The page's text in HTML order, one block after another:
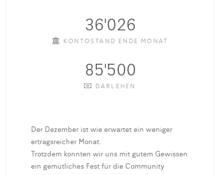
36'026
KONTOSTAND ENDE MONAT
85'500
DARLEHEN
Der Dezember ist wie erwartet ein weniger
ertragsreicher Monat.
Trotzdem konnten wir uns mit gutem Gewissen
ein gemütliches Fest für die Community